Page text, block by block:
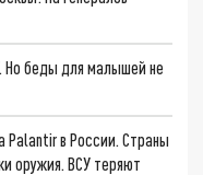
Но беды для малышей не
Palantir в России. Страны
оружия. ВСУ теряют